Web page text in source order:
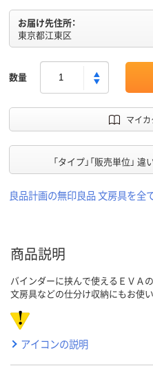
お届け先住所：
東京都江東区
数量
マイ
「タイプ」「販売単位」 違
良品計画の無印良品 文房具を全
商品説明
バインダーに挟んで使えるＥＶＡ
文房具などの仕分け収納にもお使
アイコンの説明